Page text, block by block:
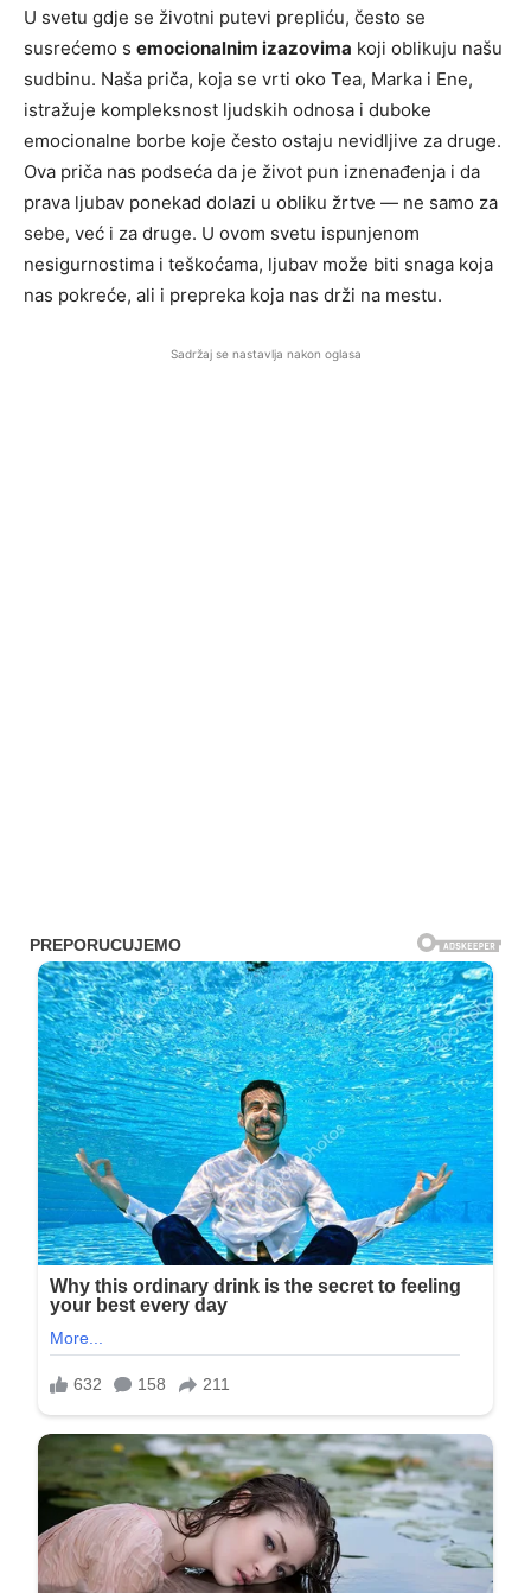
U svetu gdje se životni putevi prepliću, često se
susrećemo s emocionalnim izazovima koji oblikuju našu
sudbinu. Naša priča, koja se vrti oko Tea, Marka i Ene,
istražuje kompleksnost ljudskih odnosa i duboke
emocionalne borbe koje često ostaju nevidljive za druge.
Ova priča nas podseća da je život pun iznenađenja i da
prava ljubav ponekad dolazi u obliku žrtve — ne samo za
sebe, već i za druge. U ovom svetu ispunjenom
nesigurnostima i teškoćama, ljubav može biti snaga koja
nas pokreće, ali i prepreka koja nas drži na mestu.
Sadržaj se nastavlja nakon oglasa